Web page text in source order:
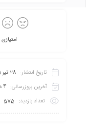
تاریخ انتشار: 28 تیر 1401
آخرین بروزرسانی: 4 دی 1404
تعداد بازدید: 575